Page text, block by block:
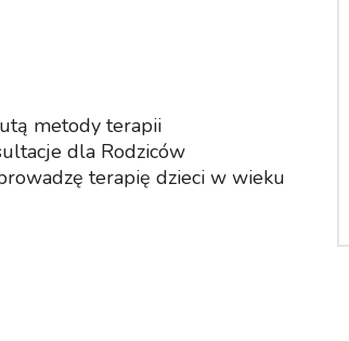
metody terapii
dla Rodziców
terapię dzieci w wieku